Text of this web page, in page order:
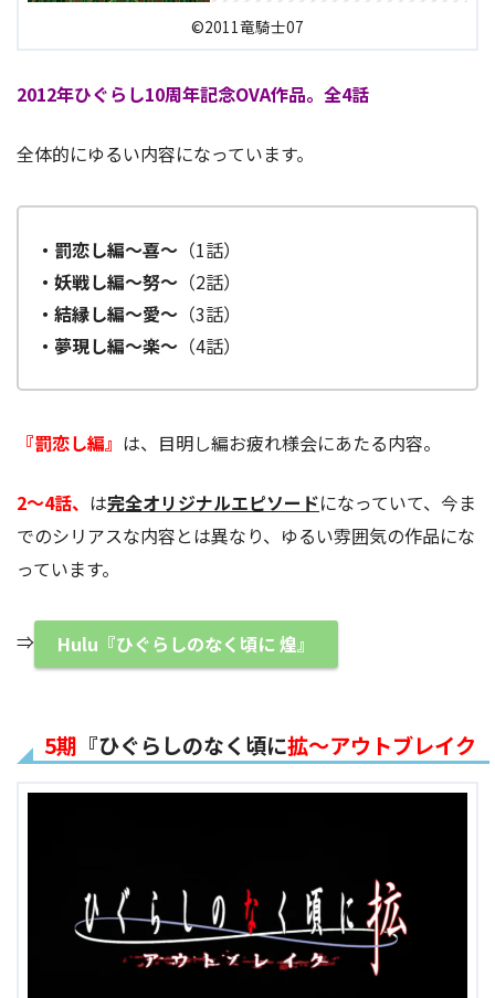
©2011竜騎士07
2012年ひぐらし10周年記念OVA作品。全4話
全体的にゆるい内容になっています。
・罰恋し編〜喜〜 （1話）
・妖戦し編〜努〜 （2話）
・結縁し編〜愛〜 （3話）
・夢現し編〜楽〜 （4話）
『罰恋し編』 は、目明し編お疲れ様会にあたる内容。
2～4話、 は完全オリジナルエピソードになっていて、今ま
でのシリアスな内容とは異なり、ゆるい雰囲気の作品にな
っています。
⇒ Hulu『ひぐらしのなく頃に 煌』
5期 『ひぐらしのなく頃に拡～アウトブレイク